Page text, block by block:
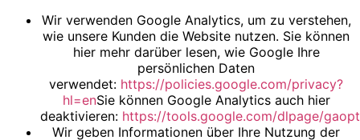
Wir verwenden Google Analytics, um zu verstehen,
wie unsere Kunden die Website nutzen. Sie können
hier mehr darüber lesen, wie Google Ihre
persönlichen Daten
verwendet: https://policies.google.com/privacy?
hl=enSie können Google Analytics auch hier
deaktivieren: https://tools.google.com/dlpage/
Wir geben Informationen über Ihre Nutzung der